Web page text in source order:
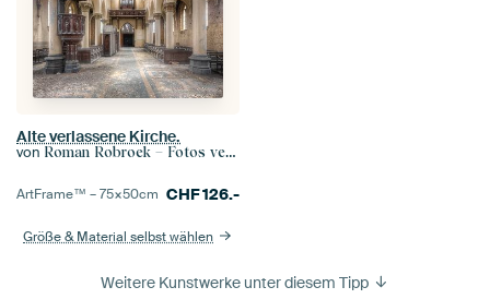
Alte verlassene Kirche.
von Roman Robroek – Fotos verlassener Gebäude
ArtFrame™ –75×50cm CHF126.-
Größe & Material selbst wählen
Weitere Kunstwerke unter diesem Tipp